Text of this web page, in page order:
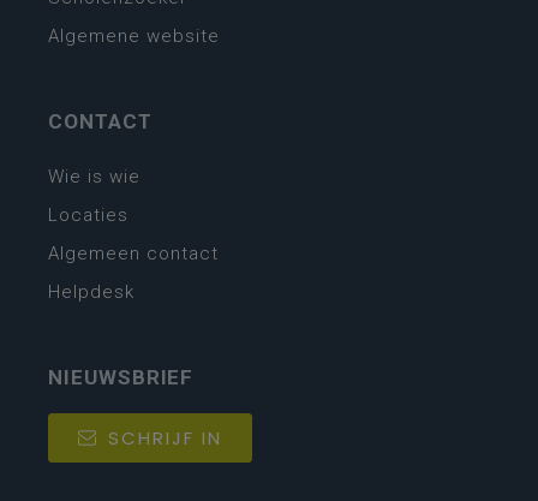
Algemene website
CONTACT
Wie is wie
Locaties
Algemeen contact
Helpdesk
NIEUWSBRIEF
SCHRIJF IN